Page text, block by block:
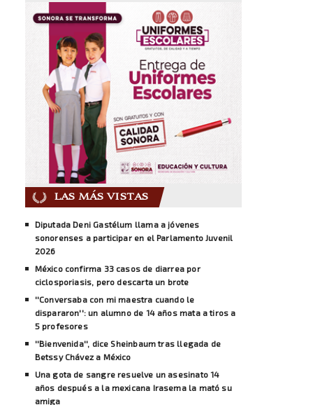
LAS MÁS VISTAS
Diputada Deni Gastélum llama a jóvenes
sonorenses a participar en el Parlamento Juvenil
2026
México confirma 33 casos de diarrea por
ciclosporiasis, pero descarta un brote
''Conversaba con mi maestra cuando le
dispararon'': un alumno de 14 años mata a tiros a
5 profesores
''Bienvenida'', dice Sheinbaum tras llegada de
Betssy Chávez a México
Una gota de sangre resuelve un asesinato 14
años después a la mexicana Irasema la mató su
amiga